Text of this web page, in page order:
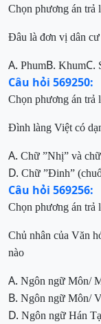
Chọn phương án trả
Đâu là đơn vị dân
A. PhumB. KhumC.
Câu hỏi 569250:
Chọn phương án trả
Đình làng Việt có
A. Chữ ”Nhị” và c
D. Chữ ”Đinh”
Câu hỏi 569256:
Chọn phương án trả
Chủ nhân của Văn
nào
A. Ngôn ngữ Môn/
B. Ngôn ngữ Môn/
D. Ngôn ngữ Hán